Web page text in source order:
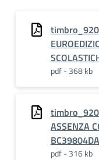
pdf - 368 kb
ASSENZA
pdf - 316 kb